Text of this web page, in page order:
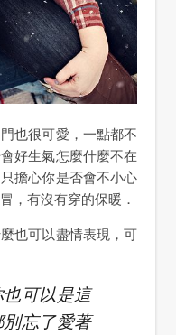
也很可愛，一點都不
好生氣怎麼什麼不在
擔心你是否會不小心
，有沒有穿的保暖．
也可以盡情表現，可
可以是這
忘了愛著